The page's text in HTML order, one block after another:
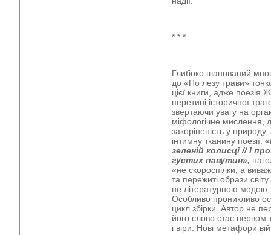
* * *
Глибоко шанований
до «По лезу трави»
цієї книги, адже поезія
перетині історичної
звертаючи увагу на
міфологічне мислення,
закоріненість у
інтимну тканину поезії:
зеленій колисці // І
густих павутин»,
«не скороспілки, а
та пережиті образи
не літературною модою,
Особливо проникливо
цикл збірки. Автор не
його слово стає нервом
і віри. Нові метафори